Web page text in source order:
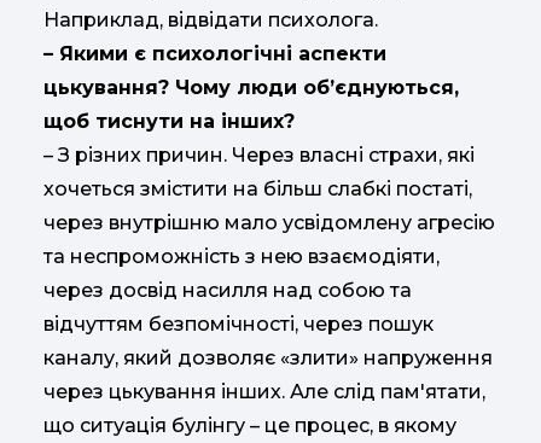
Наприклад, відвідати психолога.
– Якими є психологічні аспекти
цькування? Чому люди об’єднуються,
щоб тиснути на інших?
– З різних причин. Через власні страхи, які
хочеться змістити на більш слабкі постаті,
через внутрішню мало усвідомлену агресію
та неспроможність з нею взаємодіяти,
через досвід насилля над собою та
відчуттям безпомічності, через пошук
каналу, який дозволяє «злити» напруження
через цькування інших. Але слід пам'ятати,
що ситуація булінгу – це процес, в якому